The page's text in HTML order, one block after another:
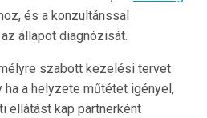
és a konzultánssal
állapot diagnózisát.
szabott kezelési tervet
ha a helyzete műtétet igényel,
ellátást kap partnerként